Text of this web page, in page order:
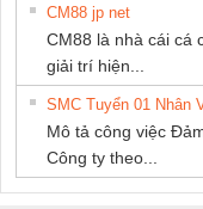
CM88 jp net
CM88 là nhà cái cá
giải trí hiện...
SMC Tuyển 01 Nhân
Mô tả công việc
Công ty theo...